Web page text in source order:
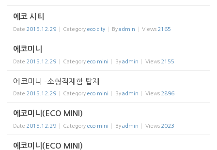
에코 시티
Date 2015.12.29 Category eco city Byadmin Views 2165
에코미니
Date 2015.12.29 Category eco mini Byadmin Views 2155
에코미니 -소형적재함 탑재
Date 2015.12.29 Category eco mini Byadmin Views 2896
에코미니(ECO MINI)
Date 2015.12.29 Category eco mini Byadmin Views 2023
에코미니(ECO MINI)